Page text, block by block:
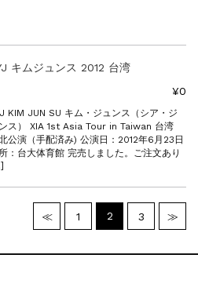
キムジュンス 2012 台湾
¥0
KIM JUN SU キム・ジュンス（シア・ジ
ス） XIA 1st Asia Tour in Taiwan 台湾
公演（手配済み) 公演日：2012年6月23日
：台大体育館 完売しました。ご注文あり
≪ 1 2 3 ≫